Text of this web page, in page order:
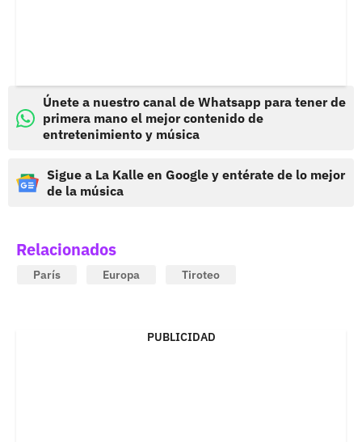
Únete a nuestro canal de Whatsapp para tener de
primera mano el mejor contenido de
entretenimiento y música
Sigue a La Kalle en Google y entérate de lo mejor
de la música
Relacionados
París Europa Tiroteo
PUBLICIDAD